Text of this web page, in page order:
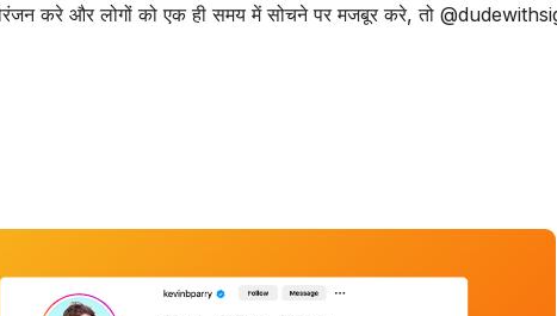
करे और लोगों को एक ही समय में सोचने पर मजबूर करे, तो